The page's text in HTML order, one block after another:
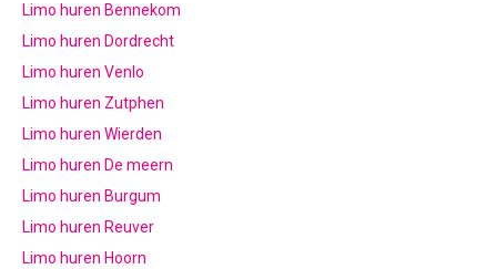
Limo huren Bennekom
Limo huren Dordrecht
Limo huren Venlo
Limo huren Zutphen
Limo huren Wierden
Limo huren De meern
Limo huren Burgum
Limo huren Reuver
Limo huren Hoorn